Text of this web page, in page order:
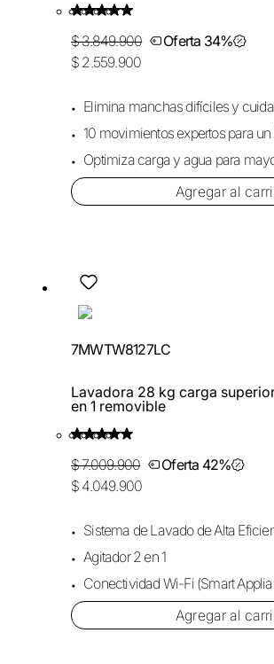
$ 3.849.900
Oferta 34%
$ 2.559.900
Elimina manchas difíciles y cuida cada prenda.
10 movimientos expertos para un lavado
Optimiza carga y agua para mayor
Agregar al
7MWTW8127LC
Lavadora 28 kg carga
en 1 removible
$ 7.009.900
Oferta 42%
$ 4.049.900
Sistema de Lavado de Alta Eficiencia
Agitador 2 en 1
Conectividad Wi-Fi (Smart
Agregar al